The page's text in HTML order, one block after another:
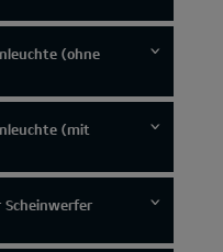
(ohne
(mit